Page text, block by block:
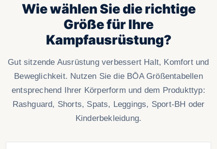
Wie wählen Sie die richtige
Größe für Ihre
Kampfausrüstung?
Gut sitzende Ausrüstung verbessert Halt, Komfort und
Beweglichkeit. Nutzen Sie die BŌA Größentabellen
entsprechend Ihrer Körperform und dem Produkttyp:
Rashguard, Shorts, Spats, Leggings, Sport-BH oder
Kinderbekleidung.